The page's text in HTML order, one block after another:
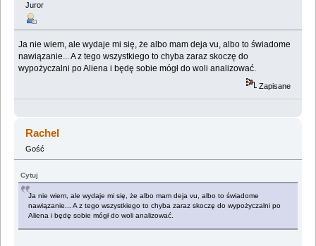
Juror
Ja nie wiem, ale wydaje mi się, że albo mam deja vu, albo to świadome
nawiązanie... A z tego wszystkiego to chyba zaraz skoczę do
wypożyczalni po Aliena i będę sobie mógł do woli analizować.
Zapisane
Rachel
Gość
Cytuj
Ja nie wiem, ale wydaje mi się, że albo mam deja vu, albo to świadome
nawiązanie... A z tego wszystkiego to chyba zaraz skoczę do wypożyczalni po
Aliena i będę sobie mógł do woli analizować.